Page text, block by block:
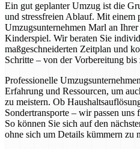
Ein gut geplanter Umzug ist die
und stressfreien Ablauf. Mit einem
Umzugsunternehmen Marl an
Kinderspiel. Wir beraten Sie
maßgeschneiderten Zeitplan und
Schritte – von der Vorbereitung bis
Professionelle
Erfahrung und Ressourcen, um
zu meistern. Ob
Sondertransporte – wir passen
So können Sie sich auf den
ohne sich um Details kümmern zu